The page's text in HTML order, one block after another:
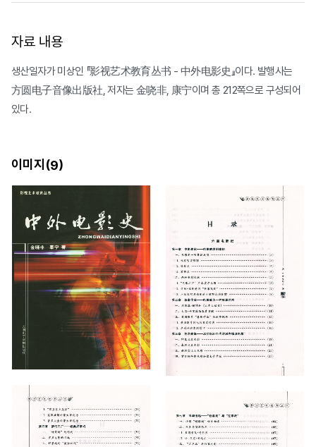
자료 내용
생산일자가 미상인 『影视艺术教育丛书 - 中外电影史』이다. 발행사는
方圆电子音像出版社, 저자는 金哓非, 康宁이며 총 212쪽으로 구성되어
있다.
이미지(9)